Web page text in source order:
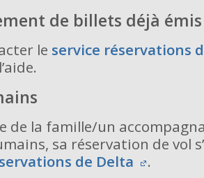
de billets déjà émis
le service réservations
de la famille/un
sa réservation de vol
de Delta
.